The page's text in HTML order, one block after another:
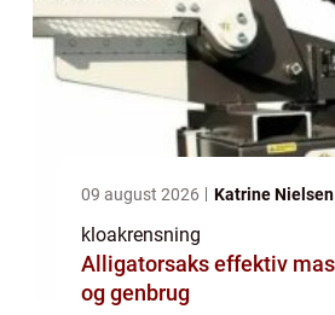
09 august 2026 Katrine Nielsen
kloakrensning
Alligatorsaks effektiv maskine til skrot
og genbrug